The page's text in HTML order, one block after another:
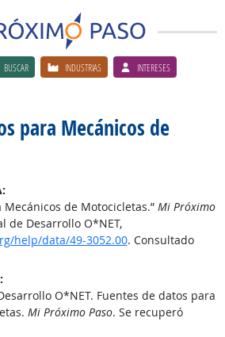
BUSCAR INDUSTRIAS INTERESES
para Mecánicos de
de Motocicletas.” Mi Próximo
de Desarrollo O*NET,
help/data/49-3052.00. Consultado
O*NET. Fuentes de datos para
Mi Próximo Paso. Se recuperó